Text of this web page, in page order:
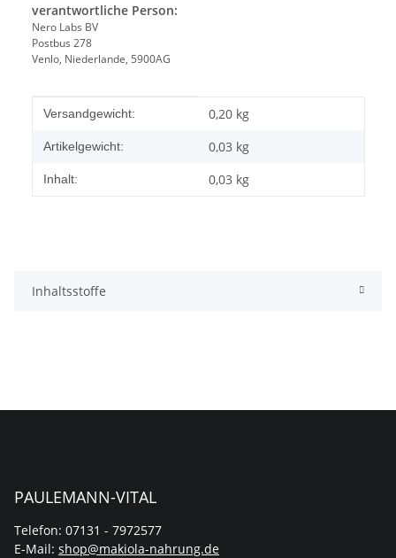
verantwortliche Person:
Nero Labs BV
Postbus 278
Venlo, Niederlande, 5900AG
Produkteigenschaft
Wert
Versandgewicht: 0,20 kg
Artikelgewicht: 0,03 kg
Inhalt: 0,03 kg
Inhaltsstoffe
PAULEMANN-VITAL
Telefon: 07131 - 7972577
E-Mail: shop@makiola-nahrung.de